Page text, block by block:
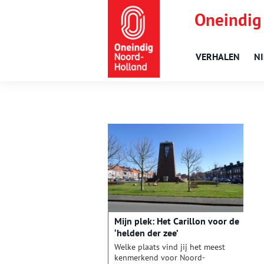
VERHALEN
Mijn plek: Het Carillon voor de
‘helden der zee’
Welke plaats vind jij het meest
kenmerkend voor Noord-